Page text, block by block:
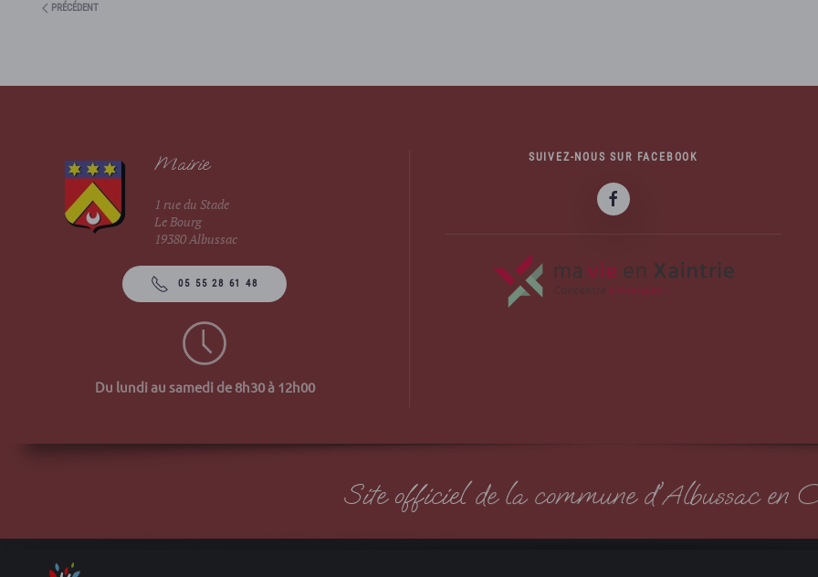
PRÉCÉDENT
Mairie
1 rue du Stade
Le Bourg
19380 Albussac
05 55 28 61 48
Du lundi au samedi de 8h30 à 12h00
SUIVEZ-NOUS SUR FACEBOOK
Site officiel de la commune d'Albussac en